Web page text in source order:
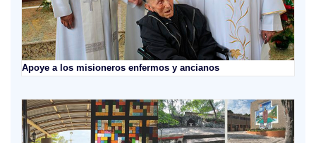
Apoye a los misioneros enfermos y ancianos